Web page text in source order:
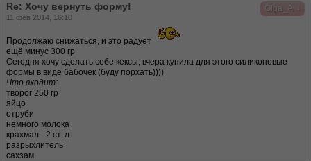
Olga_A
Re: Хочу вернуть форму!
11 фев 2014, 16:10
Продолжаю снижаться, и это радует
ещё минус 300 гр
Сегодня хочу сделать себе кексы, вчера купила для этого силиконовые
формы в виде бабочек (буду порхать))))
Что входит:
творог 250 гр
яйцо
отруби
немного молока
крахмал - 2 ст. л
разрыхлитель
сахзам